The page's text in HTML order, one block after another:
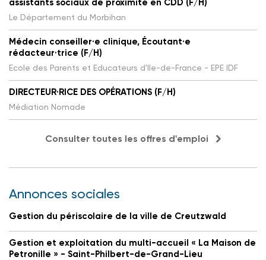
assistants sociaux de proximité en CDD (F/H)
Le Département du Morbihan
Médecin conseiller·e clinique, Écoutant·e
rédacteur·trice (F/H)
Ecole des Parents et Educateurs d'Ile-de-France - EPE IDF
DIRECTEUR·RICE DES OPÉRATIONS (F/H)
Médiation Nomade
Consulter toutes les offres d'emploi
Annonces sociales
Gestion du périscolaire de la ville de Creutzwald
Gestion et exploitation du multi-accueil « La Maison de
Petronille » - Saint-Philbert-de-Grand-Lieu